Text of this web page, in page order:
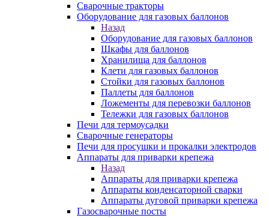
Сварочные тракторы
Оборудование для газовых баллонов
Назад
Оборудование для газовых баллонов
Шкафы для баллонов
Хранилища для баллонов
Клети для газовых баллонов
Стойки для газовых баллонов
Паллеты для баллонов
Ложементы для перевозки баллонов
Тележки для газовых баллонов
Печи для термоусадки
Сварочные генераторы
Печи для просушки и прокалки электродов
Аппараты для приварки крепежа
Назад
Аппараты для приварки крепежа
Аппараты конденсаторной сварки
Аппараты дуговой приварки крепежа
Газосварочные посты